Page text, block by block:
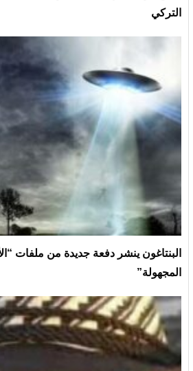
التركي
البنتاغون ينشر دفعة جديدة من ملفات
المجهولة”